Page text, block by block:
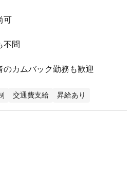
可
不問
のカムバック勤務も歓迎
交通費支給 昇給あり